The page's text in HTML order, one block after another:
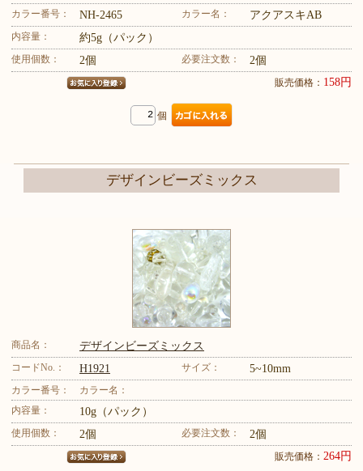
カラー番号： NH-2465 カラー名： アクアスキAB
内容量： 約5g（パック）
使用個数： 2個 必要注文数： 2個
販売価格： 158円
個
デザインビーズミックス
商品名： デザインビーズミックス
コードNo.： H1921 サイズ： 5~10mm
カラー番号：
カラー名：
内容量：
10g（パック）
使用個数： 2個 必要注文数： 2個
販売価格： 264円